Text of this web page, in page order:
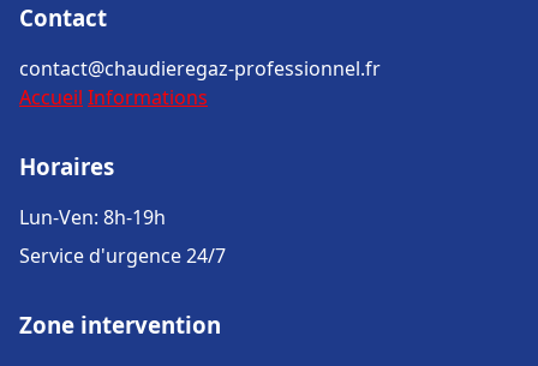
Contact
contact@chaudieregaz-professionnel.fr
Accueil Informations
Horaires
Lun-Ven: 8h-19h
Service d'urgence 24/7
Zone intervention